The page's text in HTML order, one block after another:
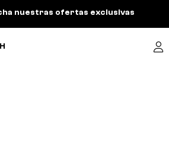
nuestras ofertas exclusivas